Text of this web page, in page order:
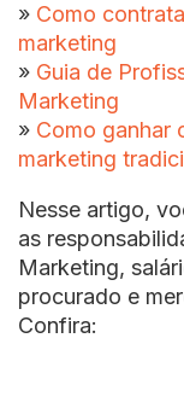
» Como
marketing
» Guia de
Marketing
» Como ganhar
marketing
Nesse artigo,
as
Marketing,
procurado e
Confira: